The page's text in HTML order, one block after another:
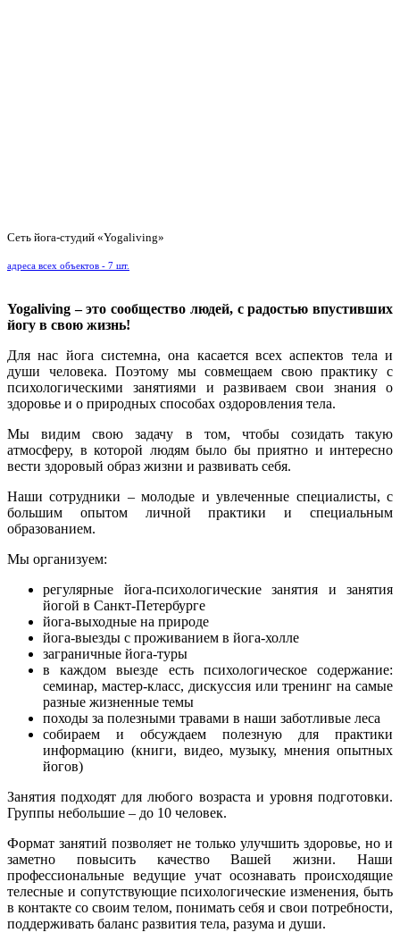
Сеть йога-студий «Yogaliving»
адреса всех объектов - 7 шт.
Yogaliving – это сообщество людей, с радостью впустивших
йогу в свою жизнь!
Для нас йога системна, она касается всех аспектов тела и
души человека. Поэтому мы совмещаем свою практику с
психологическими занятиями и развиваем свои знания о
здоровье и о природных способах оздоровления тела.
Мы видим свою задачу в том, чтобы созидать такую
атмосферу, в которой людям было бы приятно и интересно
вести здоровый образ жизни и развивать себя.
Наши сотрудники – молодые и увлеченные специалисты, с
большим опытом личной практики и специальным
образованием.
Мы организуем:
регулярные йога-психологические занятия и занятия
йогой в Санкт-Петербурге
йога-выходные на природе
йога-выезды с проживанием в йога-холле
заграничные йога-туры
в каждом выезде есть психологическое содержание:
семинар, мастер-класс, дискуссия или тренинг на самые
разные жизненные темы
походы за полезными травами в наши заботливые леса
собираем и обсуждаем полезную для практики
информацию (книги, видео, музыку, мнения опытных
йогов)
Занятия подходят для любого возраста и уровня подготовки.
Группы небольшие – до 10 человек.
Формат занятий позволяет не только улучшить здоровье, но и
заметно повысить качество Вашей жизни. Наши
профессиональные ведущие учат осознавать происходящие
телесные и сопутствующие психологические изменения, быть
в контакте со своим телом, понимать себя и свои потребности,
поддерживать баланс развития тела, разума и души.